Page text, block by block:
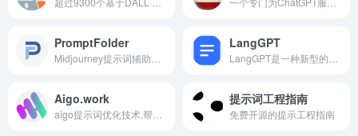
PromptFolder LangGPT
Aigo.work 提示词工程指南
免费开源的提示工程指南